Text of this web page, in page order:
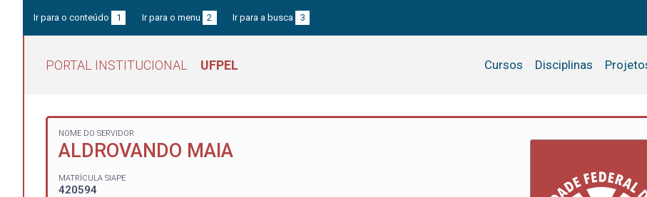
Ir para o conteúdo 1 Ir para o menu 2 Ir para a busca 3
PORTAL INSTITUCIONAL UFPEL Cursos Disciplinas
NOME DO SERVIDOR
ALDROVANDO MAIA
MATRÍCULA SIAPE
420594